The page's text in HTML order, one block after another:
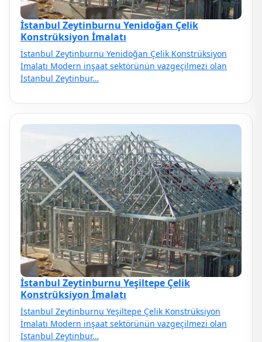
İstanbul Zeytinburnu Yenidoğan Çelik
Konstrüksiyon İmalatı
İstanbul Zeytinburnu Yenidoğan Çelik Konstrüksiyon
İmalatı Modern inşaat sektörünün vazgeçilmezi olan
İstanbul Zeytinbur…
İstanbul Zeytinburnu Yeşiltepe Çelik
Konstrüksiyon İmalatı
İstanbul Zeytinburnu Yeşiltepe Çelik Konstrüksiyon
İmalatı Modern inşaat sektörünün vazgeçilmezi olan
İstanbul Zeytinbur…